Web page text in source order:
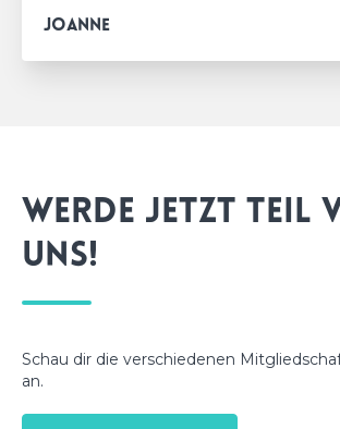
Joanne
Werde jetzt Teil
uns!
Schau dir die verschiedenen
an.